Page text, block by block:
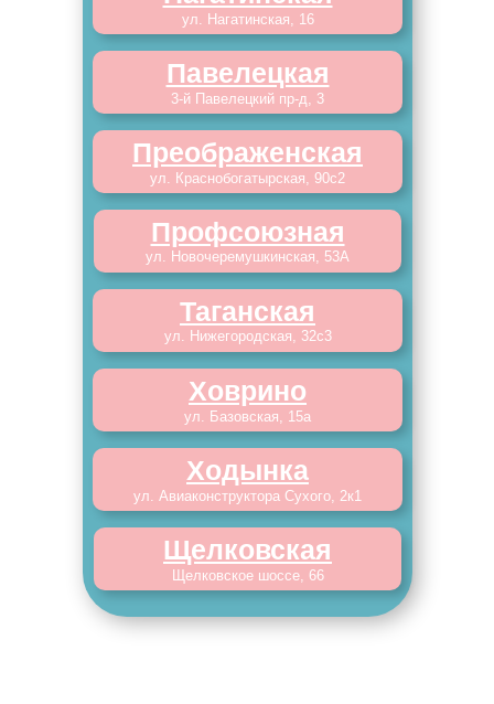
ул. Нагатинская, 16
Ходынка
ул. Авиаконструктора Сухого, 2к1
Ховрино
ул. Базовская, 15а
Таганская
ул. Нижегородская, 32с3
Профсоюзная
ул. Новочеремушкинская, 53А
Преображенская
ул. Краснобогатырская, 90с2
Павелецкая
3-й Павелецкий пр-д, 3
Щелковская
Щелковское шоссе, 66